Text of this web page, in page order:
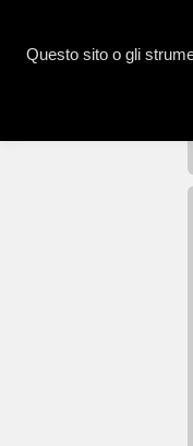
Questo sito o gli